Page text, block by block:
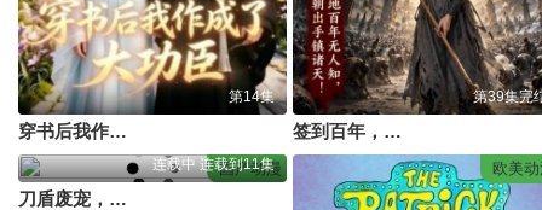
第14集
穿书后我作成了大功臣
第39集完
签到百年，我在废柴宗当老祖
国产动漫
连载中 连载到11集
刀盾废宠，开局靠进化无敌
欧美